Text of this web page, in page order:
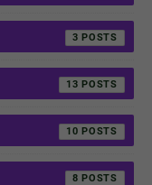
3
13
10
8